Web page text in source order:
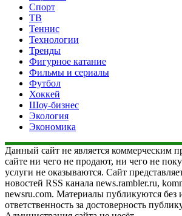
Спорт
ТВ
Теннис
Технологии
Тренды
Фигурное катание
Фильмы и сериалы
Футбол
Хоккей
Шоу-бизнес
Экология
Экономика
Данный сайт не является коммерческим
сайте ни чего не продают, ни чего не
услуги не оказываются. Сайт
новостей RSS канала news.rambler.ru,
newsru.com. Материалы публикуются без
ответственность за достоверность